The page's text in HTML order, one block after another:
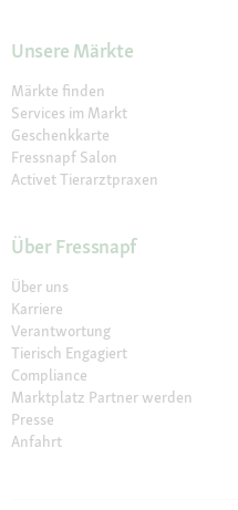
Unsere Märkte
Märkte finden
Services im Markt
Geschenkkarte
Fressnapf Salon
Activet Tierarztpraxen
Über Fressnapf
Über uns
Karriere
Verantwortung
Tierisch Engagiert
Compliance
Marktplatz Partner werden
Presse
Anfahrt